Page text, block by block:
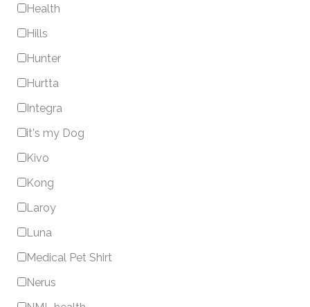
Health
Hills
Hunter
Hurtta
Integra
it's my Dog
Kivo
Kong
Laroy
Luna
Medical Pet Shirt
Nerus